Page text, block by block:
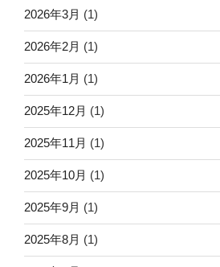
2026年3月 (1)
2026年2月 (1)
2026年1月 (1)
2025年12月 (1)
2025年11月 (1)
2025年10月 (1)
2025年9月 (1)
2025年8月 (1)